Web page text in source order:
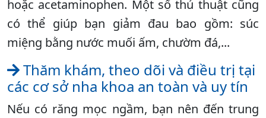
hoặc acetaminophen. Một số thủ thuật cũng
có thể giúp bạn giảm đau bao gồm: súc
miệng bằng nước muối ấm, chườm đá,...
Thăm khám, theo dõi và điều trị tại
các cơ sở nha khoa an toàn và uy tín
Nếu có răng mọc ngầm, bạn nên đến trung